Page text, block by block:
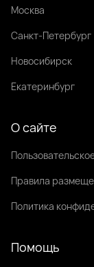
Москва
Санкт-Петербург
Новосибирск
Екатеринбург
О сайте
Правила
Политика
Помощь